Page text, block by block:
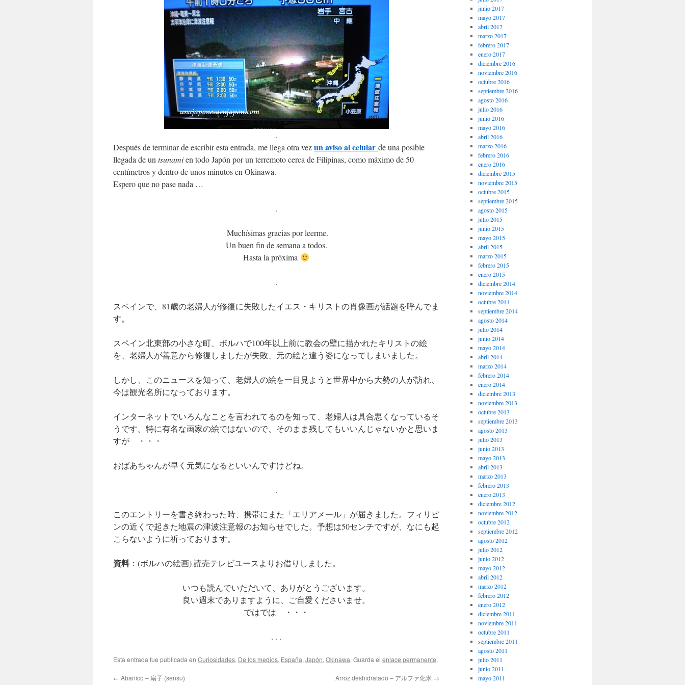
.
Después de terminar de escribir esta entrada, me llega otra vezun aviso al celular de una posible
llegada de un tsunamien todo Japón por un terremoto cerca de Filipinas, como máximo de 50
centímetros y dentro de unos minutos en Okinawa.
Espero que no pase nada …
.
Muchísimas gracias por leerme.
Un buen fin de semana a todos.
Hasta la próxima
.
スペインで、81歳の老婦人が修復に失敗したイエス・キリストの肖像画が話題を呼んでま
す。
スペイン北東部の小さな町、ボルハで100年以上前に教会の壁に描かれたキリストの絵
を、老婦人が善意から修復しましたが失敗、元の絵と違う姿になってしまいました。
しかし、このニュースを知って、老婦人の絵を一目見ようと世界中から大勢の人が訪れ、
今は観光名所になっております。
インターネットでいろんなことを言われてるのを知って、老婦人は具合悪くなっているそ
うです。特に有名な画家の絵ではないので、そのまま残してもいいんじゃないかと思いま
すが ・・・
おばあちゃんが早く元気になるといいんですけどね。
.
このエントリーを書き終わった時、携帯にまた「エリアメール」が届きました。フィリピ
ンの近くで起きた地震の津波注意報のお知らせでした。予想は50センチですが、なにも起
こらないように祈っております。
資料：(ボルハの絵画) 読売テレビユースよりお借りしました。
いつも読んでいただいて、ありがとうございます。
良い週末でありますように、ご自愛くださいませ。
ではでは ・・・
. . .
Esta entrada fue publicada en Curiosidades, De los medios, España, Japón, Okinawa. Guarda el enlace permanente.
← Abanico – 扇子 (sensu) Arroz deshidratado – アルファ化米 →
junio 2017
mayo 2017
abril 2017
marzo 2017
febrero 2017
enero 2017
diciembre 2016
noviembre 2016
octubre 2016
septiembre 2016
agosto 2016
julio 2016
junio 2016
mayo 2016
abril 2016
marzo 2016
febrero 2016
enero 2016
diciembre 2015
noviembre 2015
octubre 2015
septiembre 2015
agosto 2015
julio 2015
junio 2015
mayo 2015
abril 2015
marzo 2015
febrero 2015
enero 2015
diciembre 2014
noviembre 2014
octubre 2014
septiembre 2014
agosto 2014
julio 2014
junio 2014
mayo 2014
abril 2014
marzo 2014
febrero 2014
enero 2014
diciembre 2013
noviembre 2013
octubre 2013
septiembre 2013
agosto 2013
julio 2013
junio 2013
mayo 2013
abril 2013
marzo 2013
febrero 2013
enero 2013
diciembre 2012
noviembre 2012
octubre 2012
septiembre 2012
agosto 2012
julio 2012
junio 2012
mayo 2012
abril 2012
marzo 2012
febrero 2012
enero 2012
diciembre 2011
noviembre 2011
octubre 2011
septiembre 2011
agosto 2011
julio 2011
junio 2011
mayo 2011